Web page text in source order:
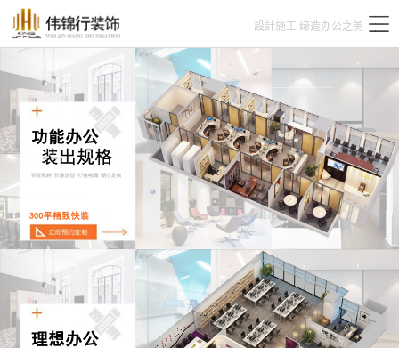
設計施工 缔造办公之美